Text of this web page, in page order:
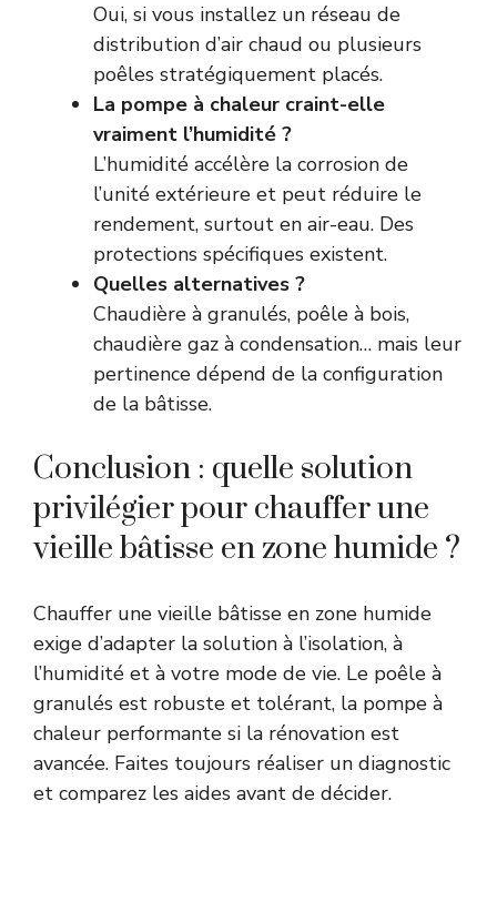
Oui, si vous installez un réseau de
distribution d’air chaud ou plusieurs
poêles stratégiquement placés.
La pompe à chaleur craint-elle
vraiment l’humidité ?
L’humidité accélère la corrosion de
l’unité extérieure et peut réduire le
rendement, surtout en air-eau. Des
protections spécifiques existent.
Quelles alternatives ?
Chaudière à granulés, poêle à bois,
chaudière gaz à condensation… mais leur
pertinence dépend de la configuration
de la bâtisse.
Conclusion : quelle solution
privilégier pour chauffer une
vieille bâtisse en zone humide ?
Chauffer une vieille bâtisse en zone humide
exige d’adapter la solution à l’isolation, à
l’humidité et à votre mode de vie. Le poêle à
granulés est robuste et tolérant, la pompe à
chaleur performante si la rénovation est
avancée. Faites toujours réaliser un diagnostic
et comparez les aides avant de décider.